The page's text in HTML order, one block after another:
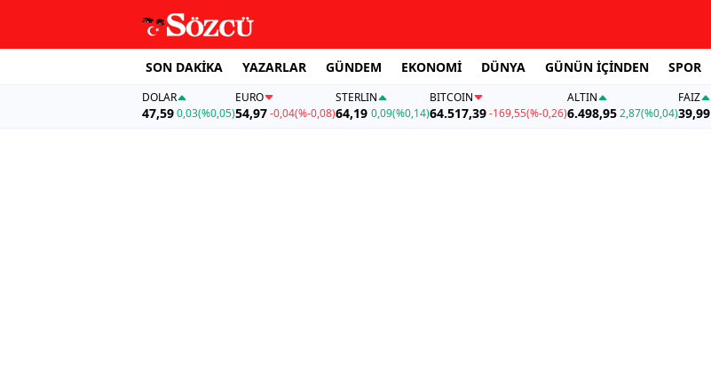
SON DAKİKA YAZARLAR GÜNDEM EKONOMİ DÜNYA GÜNÜN İÇİNDEN SPOR
DOLAR
47,590,03(%0,05)
EURO
54,97 -0,04(%-0,08)
STERLIN
64,19 0,09(%0,14)
BITCOIN
64.517,39-169,55(%-0,26)
ALTIN
6.498,952,87(%0,04)
FAİZ
39,99